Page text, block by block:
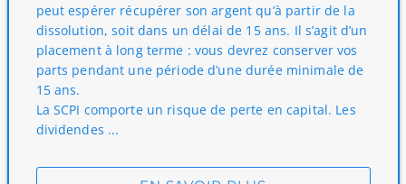
peut espérer récupérer son argent qu’à partir de la
dissolution, soit dans un délai de 15 ans. Il s’agit d’un
placement à long terme : vous devrez conserver vos
parts pendant une période d’une durée minimale de
15 ans.
La SCPI comporte un risque de perte en capital. Les
dividendes ...